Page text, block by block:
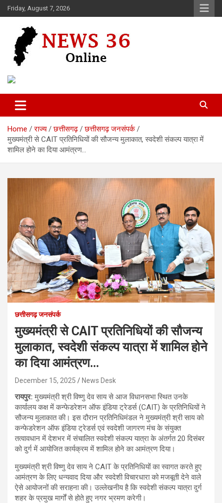
Skip
to
Friday, August 7, 2026
News 36
Home राज्य छत्तीसगढ़
छत्तीसगढ़ जनसंपर्क
मुख्यमंत्री से CAIT प्रतिनिधियों की सौजन्य मुलाकात, स्वदेशी संकल्प यात्रा में
शामिल होने का दिया आमंत्रण…
छत्तीसगढ़ जनसंपर्क
मुख्यमंत्री से CAIT प्रतिनिधियों की सौजन्य
मुलाकात, स्वदेशी संकल्प यात्रा में शामिल होने
का दिया आमंत्रण…
December 15, 2025 News Desk
रायपुर:मुख्यमंत्री श्री विष्णु देव साय से आज विधानसभा स्थित उनके
कार्यालय कक्ष में कन्फेडरेशन ऑफ इंडिया ट्रेडर्स (CAIT) के प्रतिनिधियों ने
सौजन्य मुलाकात की। इस दौरान प्रतिनिधिमंडल ने मुख्यमंत्री श्री साय को
कन्फेडरेशन ऑफ इंडिया ट्रेडर्स एवं स्वदेशी जागरण मंच के संयुक्त
तत्वावधान में देशभर में संचालित स्वदेशी संकल्प यात्रा के अंतर्गत 20 दिसंबर
को दुर्ग में आयोजित कार्यक्रम में शामिल होने का आमंत्रण दिया।
मुख्यमंत्री श्री विष्णु देव साय ने CAIT के प्रतिनिधियों का स्वागत करते हुए
आमंत्रण के लिए धन्यवाद दिया और स्वदेशी विचारधारा को मजबूती देने वाले
ऐसे आयोजनों की सराहना की। उल्लेखनीय है कि स्वदेशी संकल्प यात्रा दुर्ग
शहर के प्रमुख मार्गों से होते हुए नगर भ्रमण करेगी।